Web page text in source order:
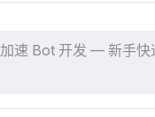
速 Bot 开发 — 新手